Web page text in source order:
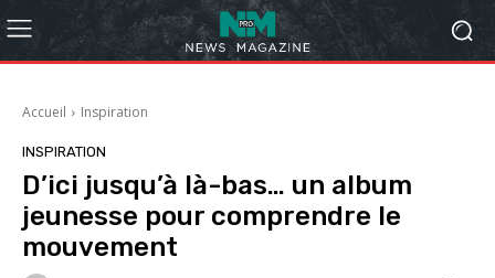
Accueil Inspiration
INSPIRATION
D’ici jusqu’à là-bas… un album
jeunesse pour comprendre le
mouvement